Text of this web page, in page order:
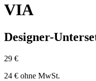
VIA
Designer-
29 €
24 € ohne MwSt.